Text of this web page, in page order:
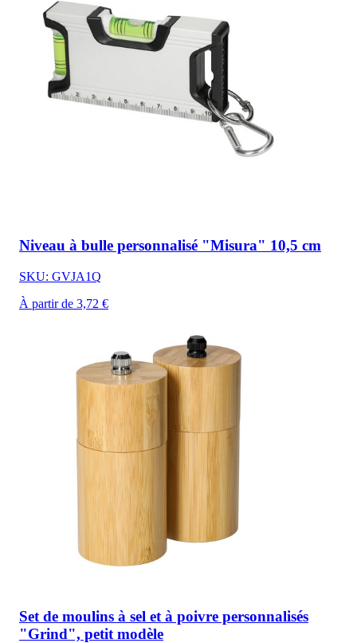
Niveau à bulle personnalisé "Misura" 10,5 cm
SKU: GVJA1Q
À partir de 3,72 €
Set de moulins à sel et à poivre personnalisés
"Grind", petit modèle